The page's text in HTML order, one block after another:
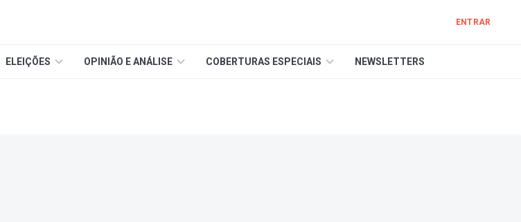
ENTRAR
ELEIÇÕES OPINIÃO E ANÁLISE COBERTURAS ESPECIAIS NEWSLETTERS